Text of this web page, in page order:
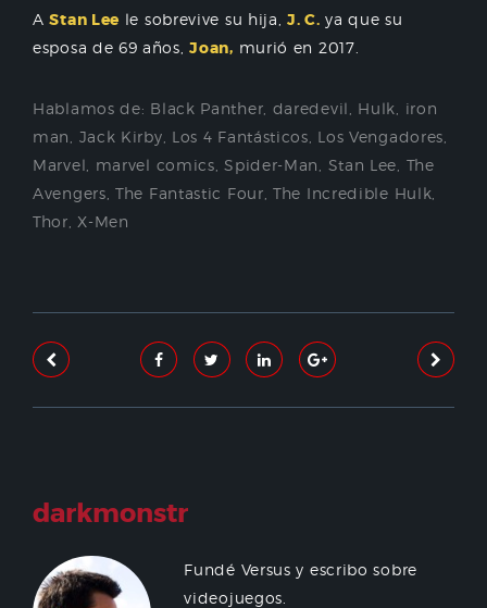
AStan Lee le sobrevive su hija,J. C. ya que su
esposa de 69 años,Joan, murió en 2017.
Hablamos de: Black Panther daredevil Hulk
iron
man
Jack Kirby Los 4 Fantásticos Los Vengadores
Marvel
marvel comics ,Spider-Man Stan Lee The
Avengers ,The Fantastic Four ,The Incredible Hulk
Thor X-Men
darkmonstr
Fundé Versus y escribo sobre
videojuegos.